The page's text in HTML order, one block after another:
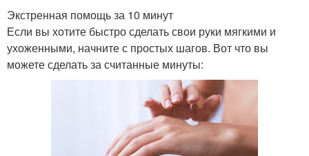
Экстренная помощь за 10 минут
Если вы хотите быстро сделать свои руки мягкими и
ухоженными, начните с простых шагов. Вот что вы
можете сделать за считанные минуты: